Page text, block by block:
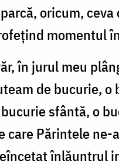
oricum, ceva
momentul
în jurul meu
de bucurie, o
sfântă, o
care Părintele ne-
înlăuntrul